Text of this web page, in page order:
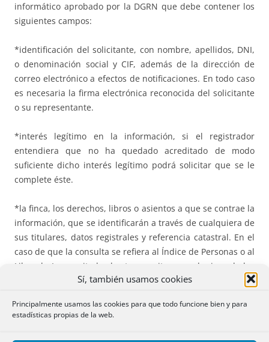
Sí, también usamos cookies
Principalmente usamos las cookies para que todo funcione bien y para
estadísticas propias de la web.
informático aprobado por la DGRN que debe contener los
siguientes campos:
*identificación del solicitante, con nombre, apellidos, DNI,
o denominación social y CIF, además de la dirección de
correo electrónico a efectos de notificaciones. En todo caso
es necesaria la firma electrónica reconocida del solicitante
o su representante.
*interés legítimo en la información, si el registrador
entendiera que no ha quedado acreditado de modo
suficiente dicho interés legítimo podrá solicitar que se le
complete éste.
*la finca, los derechos, libros o asientos a que se contrae la
información, que se identificarán a través de cualquiera de
sus titulares, datos registrales y referencia catastral. En el
caso de que la consulta se refiera al Índice de Personas o al
Libro de Incapacitados basta con citar a cualquiera de los
titulares de las fincas o derechos.
*El Registrador debe notificar al solicitante en el plazo
acceso, en este último caso de forma motivada.